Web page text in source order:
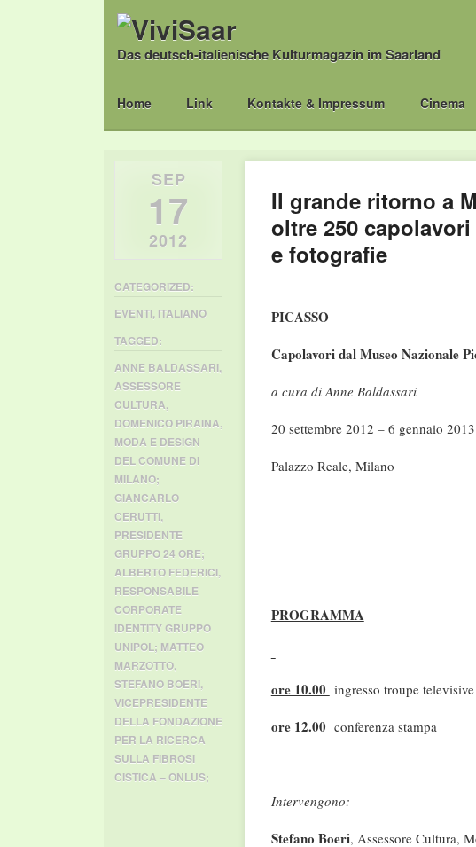
Das deutsch-italienische Kulturmagazin im Saarland
Main menu
Skip
Home Link Kontakte & Impressum Cinema
Il grande ritorno a
oltre 250
e fotografie
PICASSO
Capolavori dal Museo Nazionale
a cura di Anne Baldassari
20 settembre 2012 – 6 gennaio 2013
Palazzo Reale, Milano
PROGRAMMA
ore 10.00 ingresso troupe
ore 12.00 conferenza stampa
Intervengono:
Stefano Boeri, Assessore Cultura,
SEP
17
2012
CATEGORIZED:
EVENTI, ITALIANO
TAGGED:
ANNE BALDASSARI,
ASSESSORE
CULTURA,
DOMENICO PIRAINA,
MODA E DESIGN
DEL COMUNE DI
MILANO;
GIANCARLO
CERUTTI,
PRESIDENTE
GRUPPO 24 ORE;
ALBERTO FEDERICI,
RESPONSABILE
CORPORATE
IDENTITY GRUPPO
UNIPOL; MATTEO
MARZOTTO,
STEFANO BOERI,
VICEPRESIDENTE
DELLA FONDAZIONE
PER LA RICERCA
SULLA FIBROSI
CISTICA – ONLUS;